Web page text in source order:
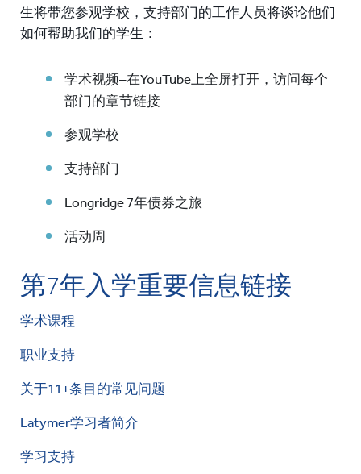
生将带您参观学校，支持部门的工作人员将谈论他们
如何帮助我们的学生：
学术视频–在YouTube上全屏打开，访问每个
部门的章节链接
参观学校
支持部门
Longridge 7年债券之旅
活动周
第7年入学重要信息链接
学术课程
职业支持
关于11+条目的常见问题
Latymer学习者简介
学习支持